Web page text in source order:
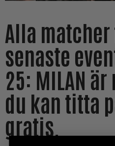
Alla
senaste
25: MILAN
du kan titta
gratis.